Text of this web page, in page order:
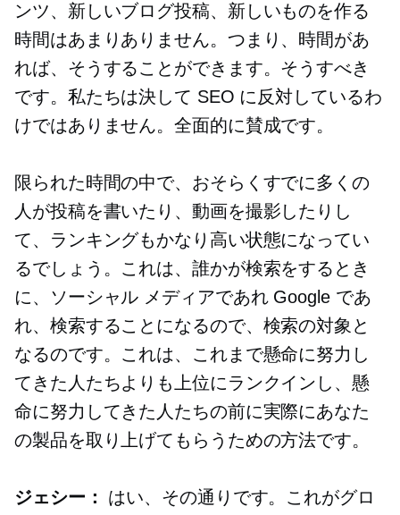
ンツ、新しいブログ投稿、新しいものを作る
時間はあまりありません。つまり、時間があ
れば、そうすることができます。そうすべき
です。私たちは決して SEO に反対しているわ
けではありません。全面的に賛成です。
限られた時間の中で、おそらくすでに多くの
人が投稿を書いたり、動画を撮影したりし
て、ランキングもかなり高い状態になってい
るでしょう。これは、誰かが検索をするとき
に、ソーシャル メディアであれ Google であ
れ、検索することになるので、検索の対象と
なるのです。これは、これまで懸命に努力し
てきた人たちよりも上位にランクインし、懸
命に努力してきた人たちの前に実際にあなた
の製品を取り上げてもらうための方法です。
ジェシー：
はい、その通りです。これがグロ